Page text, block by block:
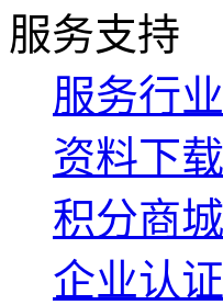
服务支持
服务行业
资料下载
积分商城
企业认证